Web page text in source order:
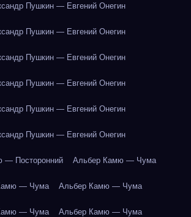
Пушкин — Евгений Онегин
Пушкин — Евгений Онегин
Пушкин — Евгений Онегин
Пушкин — Евгений Онегин
Пушкин — Евгений Онегин
Пушкин — Евгений Онегин
— Посторонний Альбер Камю — Чума
— Чума Альбер Камю — Чума
— Чума Альбер Камю — Чума